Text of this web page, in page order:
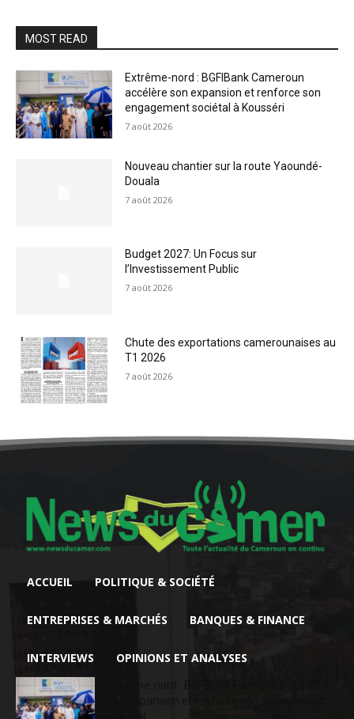
MOST READ
Extrême-nord : BGFIBank Cameroun
accélère son expansion et renforce son
engagement sociétal à Kousséri
7 août 2026
Nouveau chantier sur la route Yaoundé-
Douala
7 août 2026
Budget 2027: Un Focus sur
l’Investissement Public
7 août 2026
Chute des exportations camerounaises au
T1 2026
7 août 2026
ACCUEIL POLITIQUE & SOCIÉTÉ
ENTREPRISES & MARCHÉS BANQUES & FINANCE
INTERVIEWS OPINIONS ET ANALYSES